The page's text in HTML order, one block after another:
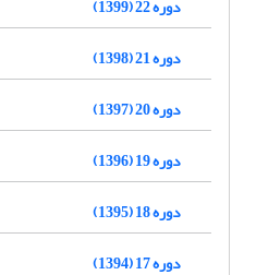
دوره 22 (1399)
دوره 21 (1398)
دوره 20 (1397)
دوره 19 (1396)
دوره 18 (1395)
دوره 17 (1394)